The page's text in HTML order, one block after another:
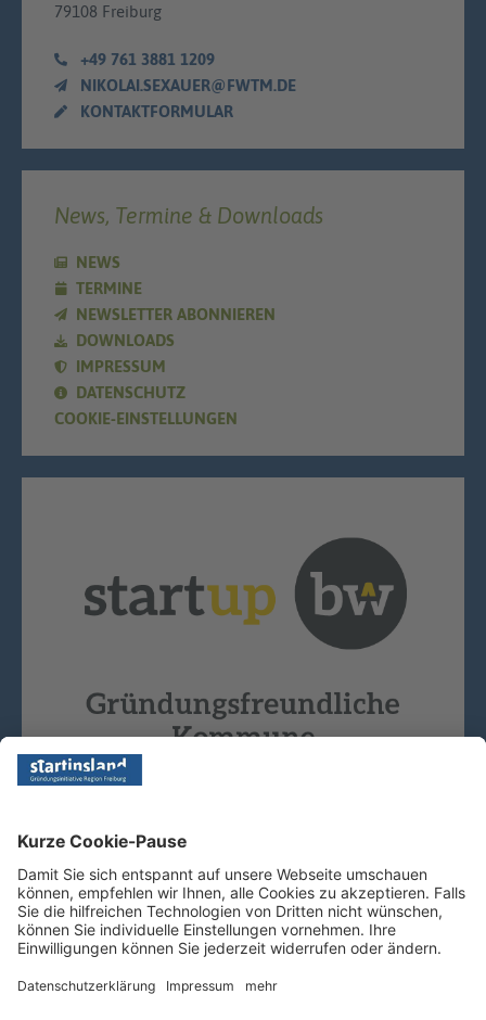
79108 Freiburg
+49 761 3881 1209
NIKOLAI.SEXAUER@FWTM.DE
KONTAKTFORMULAR
News, Termine & Downloads
NEWS
TERMINE
NEWSLETTER ABONNIEREN
DOWNLOADS
IMPRESSUM
DATENSCHUTZ
COOKIE-EINSTELLUNGEN
Copyright © 2026 - Startinsland. Alle Rechte vorbehalten